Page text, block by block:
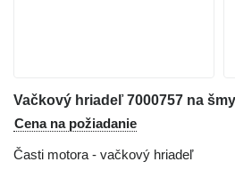
Cena na požiadanie
Časti motora - vačkový hriadeľ